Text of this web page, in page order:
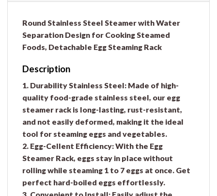
Round Stainless Steel Steamer with Water
Separation Design for Cooking Steamed
Foods, Detachable Egg Steaming Rack
Description
1. Durability Stainless Steel: Made of high-
quality food-grade stainless steel, our egg
steamer rack is long-lasting, rust-resistant,
and not easily deformed, making it the ideal
tool for steaming eggs and vegetables.
2. Egg-Cellent Efficiency: With the Egg
Steamer Rack, eggs stay in place without
rolling while steaming 1 to 7 eggs at once. Get
perfect hard-boiled eggs effortlessly.